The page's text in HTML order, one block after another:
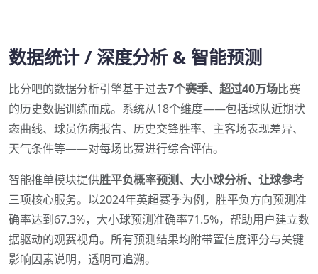
数据统计 / 深度分析 & 智能预测
比分吧的数据分析引擎基于过去7个赛季、超过40万场比赛
的历史数据训练而成。系统从18个维度——包括球队近期状
态曲线、球员伤病报告、历史交锋胜率、主客场表现差异、
天气条件等——对每场比赛进行综合评估。
智能推单模块提供胜平负概率预测、大小球分析、让球参考
三项核心服务。以2024年英超赛季为例，胜平负方向预测准
确率达到67.3%，大小球预测准确率71.5%，帮助用户建立数
据驱动的观赛视角。所有预测结果均附带置信度评分与关键
影响因素说明，透明可追溯。